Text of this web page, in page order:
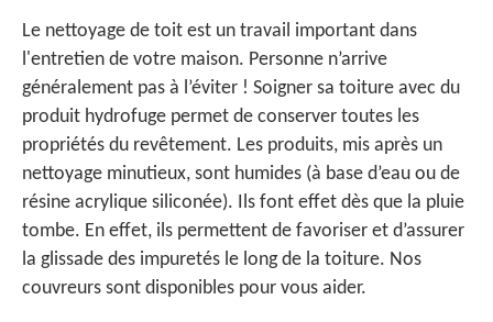
Le nettoyage de toit est un travail important dans
l'entretien de votre maison. Personne n’arrive
généralement pas à l’éviter ! Soigner sa toiture avec du
produit hydrofuge permet de conserver toutes les
propriétés du revêtement. Les produits, mis après un
nettoyage minutieux, sont humides (à base d’eau ou de
résine acrylique siliconée). Ils font effet dès que la pluie
tombe. En effet, ils permettent de favoriser et d’assurer
la glissade des impuretés le long de la toiture. Nos
couvreurs sont disponibles pour vous aider.